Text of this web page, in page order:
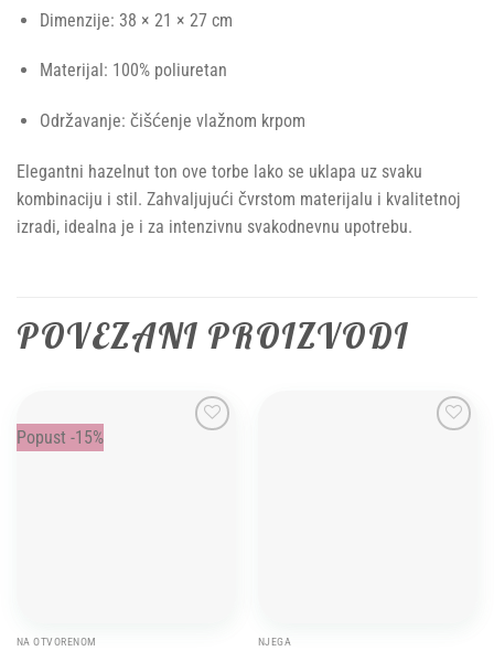
Dimenzije: 38 × 21 × 27 cm
Materijal: 100% poliuretan
Održavanje: čišćenje vlažnom krpom
Elegantni hazelnut ton ove torbe lako se uklapa uz svaku
kombinaciju i stil. Zahvaljujući čvrstom materijalu i kvalitetnoj
izradi, idealna je i za intenzivnu svakodnevnu upotrebu.
POVEZANI PROIZVODI
Popust -15%
NA OTVORENOM NJEGA